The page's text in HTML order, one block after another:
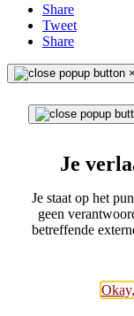
Share
Tweet
Share
×
Je
Je staat op het
geen
betreffende